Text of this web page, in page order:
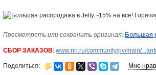
Просмотреть или сохранить оригинал: Большая
СБОР ЗАКАЗОВ: www.nn.ru/community/pv/main/
Поделиться: Мне